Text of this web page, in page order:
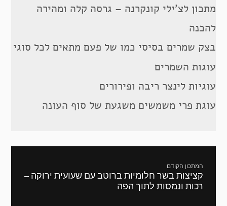
מתכון לצ’ילי קונקרנה – גרסה קלה ומהירה
להכנה
בצק שמרים בסיסי כמו של פעם מתאים לכל סוגי
עוגות השמרים
עוגיות לינצר ריבה ופירורים
עוגת פרי משמשים משגעת של סוף העונה
המתכון הקודם
מתכון
קודם:
קציצות בשר חלומיות ברוטב עם שעועית ירוקה –
רכות ונמסות לתוך הפה